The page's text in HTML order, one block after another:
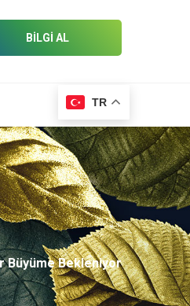
BİLGİ AL
TR
Büyüme Bekleniyor